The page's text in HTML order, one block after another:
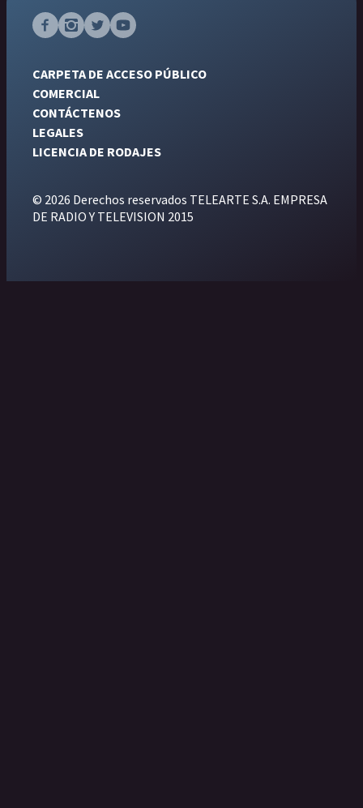
CARPETA DE ACCESO PÚBLICO
COMERCIAL
CONTÁCTENOS
LEGALES
LICENCIA DE RODAJES
© 2026 Derechos reservados TELEARTE S.A. EMPRESA
DE RADIO Y TELEVISION 2015